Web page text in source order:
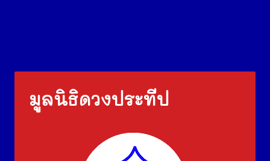
มูลนิธิดวงประทีป